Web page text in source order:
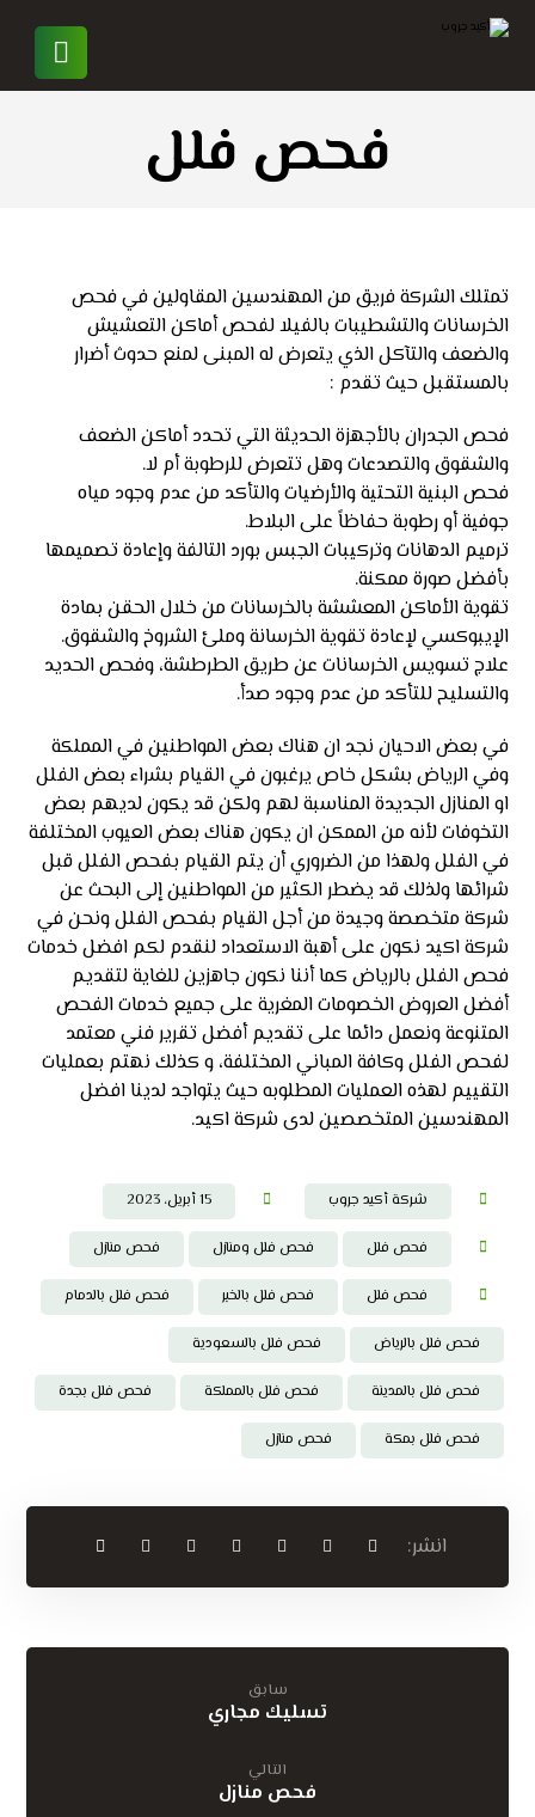
فحص فلل
تمتلك الشركة فريق من المهندسين المقاولين في فحص
الخرسانات والتشطيبات بالفيلا لفحص أماكن التعشيش
والضعف والتآكل الذي يتعرض له المبنى لمنع حدوث أضرار
بالمستقبل حيث تقدم :
فحص الجدران بالأجهزة الحديثة التي تحدد أماكن الضعف
والشقوق والتصدعات وهل تتعرض للرطوبة أم لا.
فحص البنية التحتية والأرضيات والتأكد من عدم وجود مياه
جوفية أو رطوبة حفاظاً على البلاط.
ترميم الدهانات وتركيبات الجبس بورد التالفة وإعادة تصميمها
بأفضل صورة ممكنة.
تقوية الأماكن المعششة بالخرسانات من خلال الحقن بمادة
الإيبوكسي لإعادة تقوية الخرسانة وملئ الشروخ والشقوق.
علاج تسويس الخرسانات عن طريق الطرطشة، وفحص الحديد
والتسليح للتأكد من عدم وجود صدأ.
في بعض الاحيان نجد ان هناك بعض المواطنين في المملكة
وفي الرياض بشكل خاص يرغبون في القيام بشراء بعض الفلل
او المنازل الجديدة المناسبة لهم ولكن قد يكون لديهم بعض
التخوفات لأنه من الممكن ان يكون هناك بعض العيوب المختلفة
في الفلل ولهذا من الضروري أن يتم القيام بفحص الفلل قبل
شرائها ولذلك قد يضطر الكثير من المواطنين إلى البحث عن
شركة متخصصة وجيدة من أجل القيام بفحص الفلل ونحن في
شركة اكيد نكون على أهبة الاستعداد لنقدم لكم افضل خدمات
فحص الفلل بالرياض كما أننا نكون جاهزين للغاية لتقديم
أفضل العروض الخصومات المغرية على جميع خدمات الفحص
المتنوعة ونعمل دائما على تقديم أفضل تقرير فني معتمد
لفحص الفلل وكافة المباني المختلفة، و كذلك نهتم بعمليات
التقييم لهذه العمليات المطلوبه حيث يتواجد لدينا افضل
المهندسين المتخصصين لدى شركة اكيد.
شركة أكيد جروب 15 أبريل، 2023
فحص فلل فحص فلل ومنازل فحص منازل
فحص فلل فحص فلل بالخبر فحص فلل بالدمام
فحص فلل بالرياض فحص فلل بالسعودية
فحص فلل بالمدينة فحص فلل بالمملكة فحص فلل بجدة
فحص فلل بمكة فحص منازل
سابق
تسليك مجاري
التالي
فحص منازل